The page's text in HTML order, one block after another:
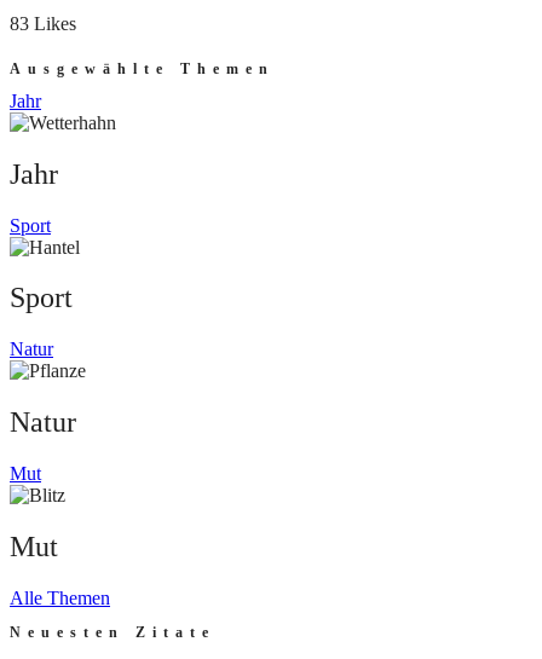
83 Likes
Ausgewählte Themen
Jahr
Jahr
Sport
Sport
Natur
Natur
Mut
Mut
Alle Themen
Neuesten Zitate